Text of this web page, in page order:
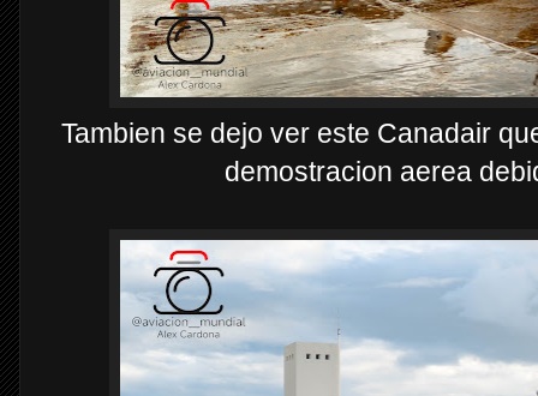
Tambien se dejo ver este Canadair
demostracion aerea